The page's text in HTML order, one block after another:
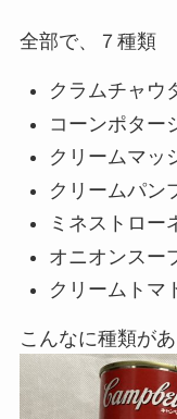
全部で、７種類
クラムチャウ
コーンポター
クリームマッ
クリームパン
ミネストロー
オニオンスー
クリームトマ
こんなに種類が